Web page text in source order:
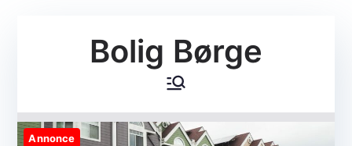
Bolig Børge
Annonce